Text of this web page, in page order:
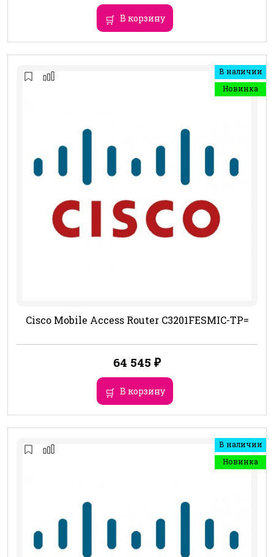
В корзину
В наличии
Новинка
Cisco Mobile Access Router C3201FESMIC-TP=
64 545 ₽
В корзину
В наличии
Новинка